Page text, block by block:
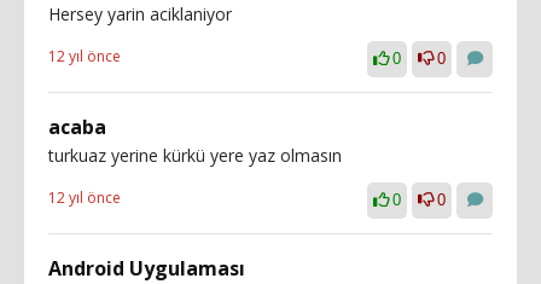
Hersey yarin aciklaniyor
12 yıl önce 0 0
acaba
turkuaz yerine kürkü yere yaz olmasın
12 yıl önce 0 0
Android Uygulaması